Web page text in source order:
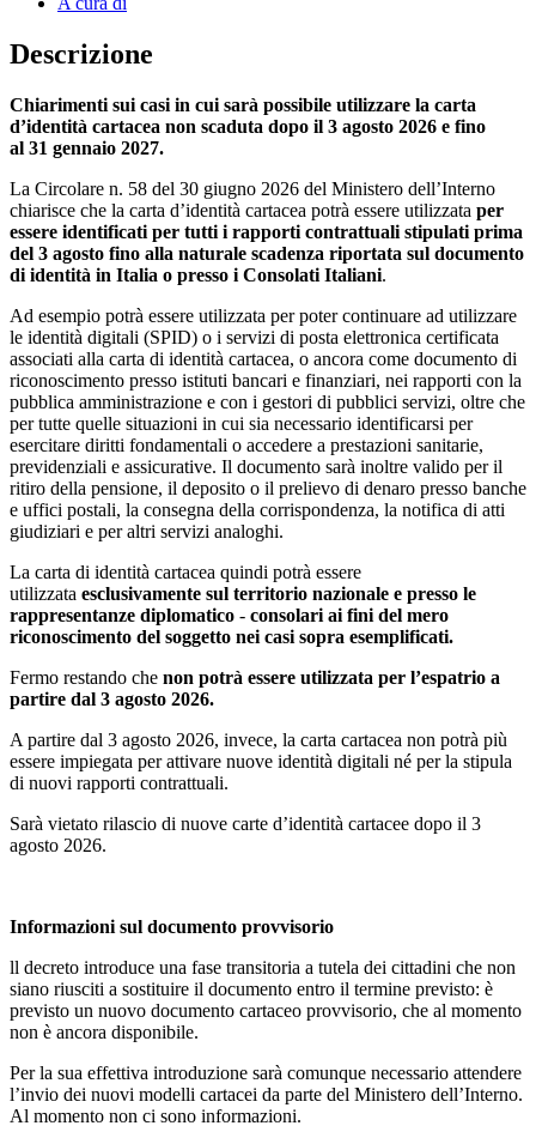
Descrizione
Chiarimenti sui casi in cui sarà possibile utilizzare la carta
d’identità cartacea non scaduta dopo il 3 agosto 2026 e fino
al 31 gennaio 2027.
La Circolare n. 58 del 30 giugno 2026 del Ministero dell’Interno
chiarisce che la carta d’identità cartacea potrà essere utilizzata per
essere identificati per tutti i rapporti contrattuali stipulati prima
del 3 agosto fino alla naturale scadenza riportata sul documento
di identità in Italia o presso i Consolati Italiani.
Ad esempio potrà essere utilizzata per poter continuare ad utilizzare
le identità digitali (SPID) o i servizi di posta elettronica certificata
associati alla carta di identità cartacea, o ancora come documento di
riconoscimento presso istituti bancari e finanziari, nei rapporti con la
pubblica amministrazione e con i gestori di pubblici servizi, oltre che
per tutte quelle situazioni in cui sia necessario identificarsi per
esercitare diritti fondamentali o accedere a prestazioni sanitarie,
previdenziali e assicurative. Il documento sarà inoltre valido per il
ritiro della pensione, il deposito o il prelievo di denaro presso banche
e uffici postali, la consegna della corrispondenza, la notifica di atti
giudiziari e per altri servizi analoghi.
La carta di identità cartacea quindi potrà essere
utilizzata esclusivamente sul territorio nazionale e presso le
rappresentanze diplomatico - consolari ai fini del mero
riconoscimento del soggetto nei casi sopra esemplificati.
Fermo restando che non potrà essere utilizzata per l’espatrio a
partire dal 3 agosto 2026.
A partire dal 3 agosto 2026, invece, la carta cartacea non potrà più
essere impiegata per attivare nuove identità digitali né per la stipula
di nuovi rapporti contrattuali.
Sarà vietato rilascio di nuove carte d’identità cartacee dopo il 3
agosto 2026.
Informazioni sul documento provvisorio
ll decreto introduce una fase transitoria a tutela dei cittadini che non
siano riusciti a sostituire il documento entro il termine previsto: è
previsto un nuovo documento cartaceo provvisorio, che al momento
non è ancora disponibile.
Per la sua effettiva introduzione sarà comunque necessario attendere
l’invio dei nuovi modelli cartacei da parte del Ministero dell’Interno.
Al momento non ci sono informazioni.